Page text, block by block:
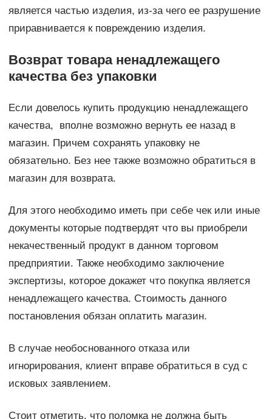
является частью изделия, из-за чего ее разрушение
приравнивается к повреждению изделия.
Возврат товара ненадлежащего
качества без упаковки
Если довелось купить продукцию ненадлежащего
качества, вполне возможно вернуть ее назад в
магазин. Причем сохранять упаковку не
обязательно. Без нее также возможно обратиться в
магазин для возврата.
Для этого необходимо иметь при себе чек или иные
документы которые подтвердят что вы приобрели
некачественный продукт в данном торговом
предприятии. Также необходимо заключение
экспертизы, которое докажет что покупка является
ненадлежащего качества. Стоимость данного
постановления обязан оплатить магазин.
В случае необоснованного отказа или
игнорирования, клиент вправе обратиться в суд с
исковых заявлением.
Стоит отметить, что поломка не должна быть